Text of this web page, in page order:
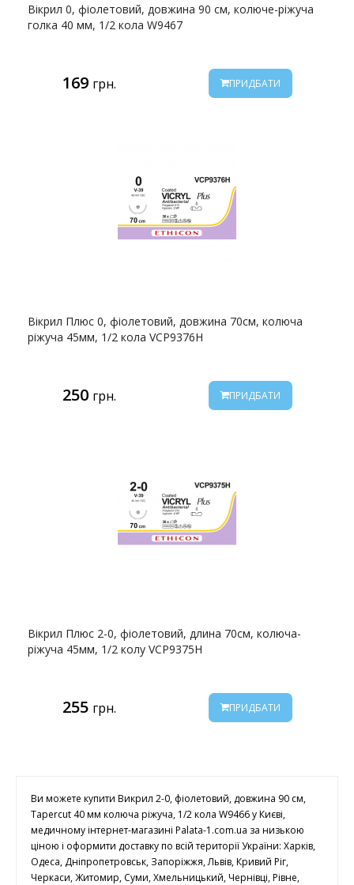
Вікрил 0, фіолетовий, довжина 90 см, колюче-ріжуча
голка 40 мм, 1/2 кола W9467
169 грн. ПРИДБАТИ
Вікрил Плюс 0, фіолетовий, довжина 70см, колюча
ріжуча 45мм, 1/2 кола VCP9376H
250 грн. ПРИДБАТИ
Вікрил Плюс 2-0, фіолетовий, длина 70см, колюча-
ріжуча 45мм, 1/2 колу VCP9375H
255 грн. ПРИДБАТИ
Ви можете купити Викрил 2-0, фіолетовий, довжина 90 см,
Tapercut 40 мм колюча ріжуча, 1/2 кола W9466 у Києві,
медичному інтернет-магазині Palata-1.com.ua за низькою
ціною і оформити доставку по всій території України: Харків,
Одеса, Дніпропетровськ, Запоріжжя, Львів, Кривий Ріг,
Черкаси, Житомир, Суми, Хмельницький, Чернівці, Рівне,